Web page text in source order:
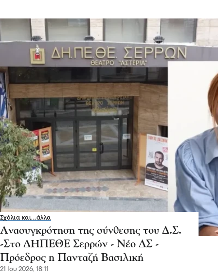
Σχόλια και...άλλα
Ανασυγκρότηση της σύνθεσης του Δ.Σ.
-Στο ΔΗΠΕΘΕ Σερρών - Νέο ΔΣ -
Πρόεδρος η Πανταζή Βασιλική
21 Ιου 2026, 18:11